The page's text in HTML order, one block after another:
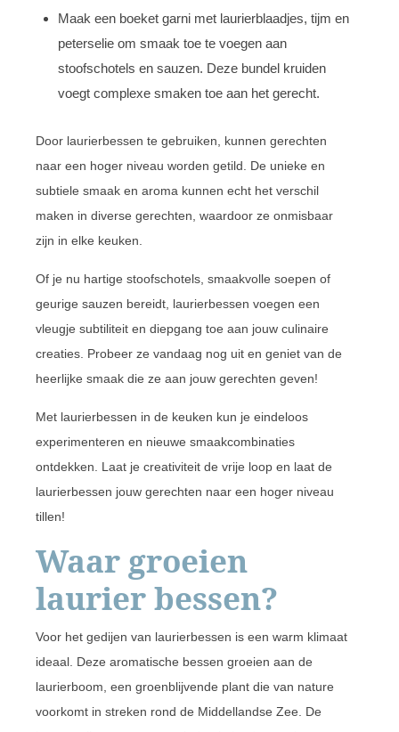
Maak een boeket garni met laurierblaadjes, tijm en
peterselie om smaak toe te voegen aan
stoofschotels en sauzen. Deze bundel kruiden
voegt complexe smaken toe aan het gerecht.
Door laurierbessen te gebruiken, kunnen gerechten
naar een hoger niveau worden getild. De unieke en
subtiele smaak en aroma kunnen echt het verschil
maken in diverse gerechten, waardoor ze onmisbaar
zijn in elke keuken.
Of je nu hartige stoofschotels, smaakvolle soepen of
geurige sauzen bereidt, laurierbessen voegen een
vleugje subtiliteit en diepgang toe aan jouw culinaire
creaties. Probeer ze vandaag nog uit en geniet van de
heerlijke smaak die ze aan jouw gerechten geven!
Met laurierbessen in de keuken kun je eindeloos
experimenteren en nieuwe smaakcombinaties
ontdekken. Laat je creativiteit de vrije loop en laat de
laurierbessen jouw gerechten naar een hoger niveau
tillen!
Waar groeien
laurier bessen?
Voor het gedijen van laurierbessen is een warm klimaat
ideaal. Deze aromatische bessen groeien aan de
laurierboom, een groenblijvende plant die van nature
voorkomt in streken rond de Middellandse Zee. De